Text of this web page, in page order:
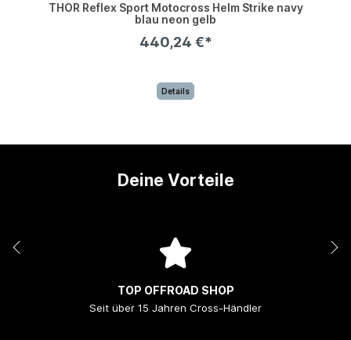
THOR Reflex Sport Motocross Helm Strike navy
blau neon gelb
440,24 €*
Details
Deine Vorteile
TOP OFFROAD SHOP
Seit über 15 Jahren Cross-Händler